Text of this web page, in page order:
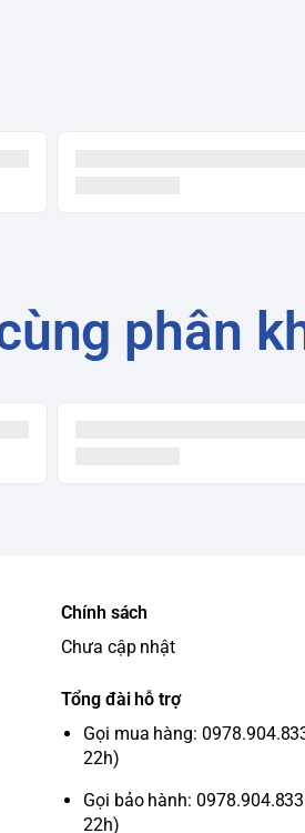
phân
Chính sách
Chưa cập nhật
Tổng đài hỗ trợ
Gọi mua hàng:
22h)
Gọi bảo hành:
22h)